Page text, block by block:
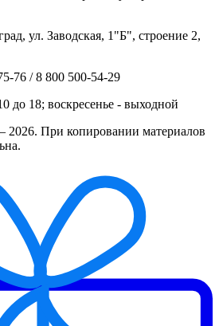
, ул. Заводская, 1"Б", строение 2,
76 / 8 800 500-54-29
до 18; воскресенье - выходной
2026. При копировании материалов